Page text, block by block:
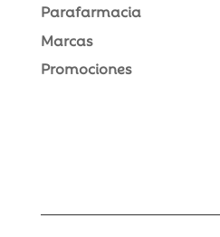
Parafarmacia
Marcas
Promociones